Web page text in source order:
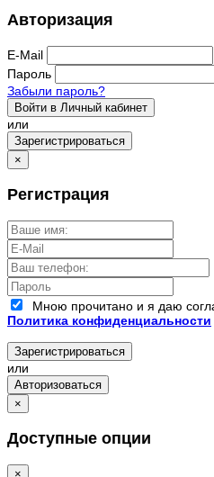
Авторизация
E-Mail
Пароль
Забыли пароль?
Войти в Личный кабинет
или
Зарегистрироваться
×
Регистрация
Мною прочитано и я даю
Политика конфиденциальности
Зарегистрироваться
или
Авторизоваться
×
Доступные опции
×